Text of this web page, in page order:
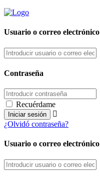
Usuario o correo electrónico
Contraseña
Recuérdame
¿Olvidó contraseña?
Usuario o correo electrónico